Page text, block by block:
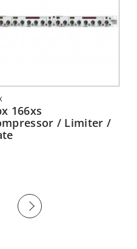
166xs
/ Limiter /